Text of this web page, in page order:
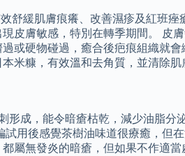
緩肌膚痕癢、改善濕疹及紅班
皮膚敏感，特別在轉季期間。 皮
或硬物碰過，癒合後疤痕組織就
糠，有效溫和去角質，並清除
成，能令暗瘡枯乾，減少油脂
用後感覺茶樹油味道很療癒，但
屬無發炎的暗瘡，但如果不作適